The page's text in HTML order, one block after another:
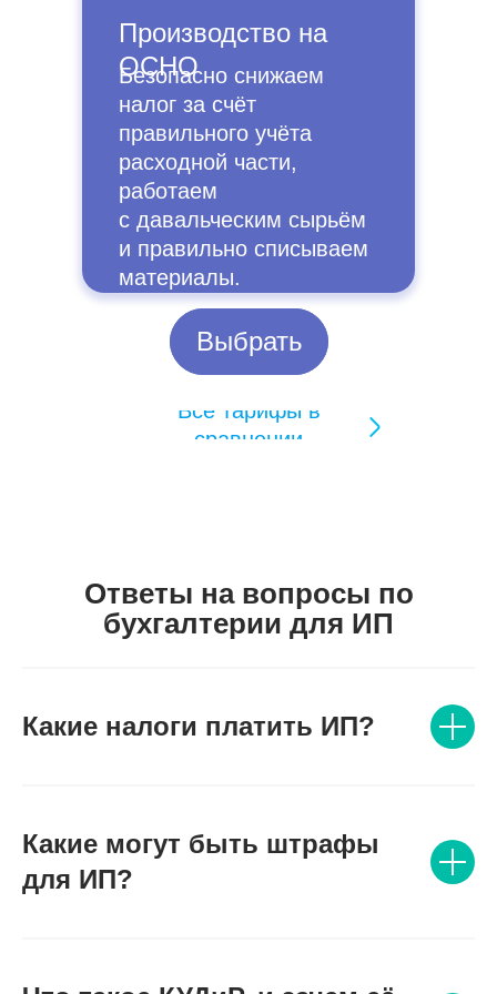
Выбрать
Выбрать
Все тарифы в
сравнении
Производство на
ОСНО
Безопасно снижаем
налог за счёт
правильного учёта
расходной части,
работаем
с давальческим сырьём
и правильно списываем
материалы.
Ответы на вопросы по
бухгалтерии для ИП
Какие налоги платить ИП?
Какие могут быть штрафы
для ИП?